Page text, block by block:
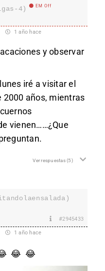
4) EM Off
1 año hace
y observar
iré a visitar el
2000 años, mientras
vienen……¿Que
Ver respuestas(5)
#2945433
1 año hace
😂 😂